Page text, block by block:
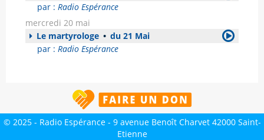
par : Radio Espérance
mercredi 20 mai
Le martyrologe • du 21 Mai
par : Radio Espérance
© 2025 - Radio Espérance - 9 avenue Benoît Charvet 42000 Saint-
Etienne